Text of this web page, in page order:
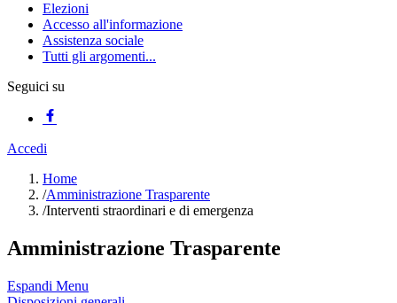
Elezioni
Accesso all'informazione
Assistenza sociale
Tutti gli argomenti...
Seguici su
Accedi
Home
/Amministrazione Trasparente
/Interventi straordinari e di emergenza
Amministrazione Trasparente
Espandi Menu